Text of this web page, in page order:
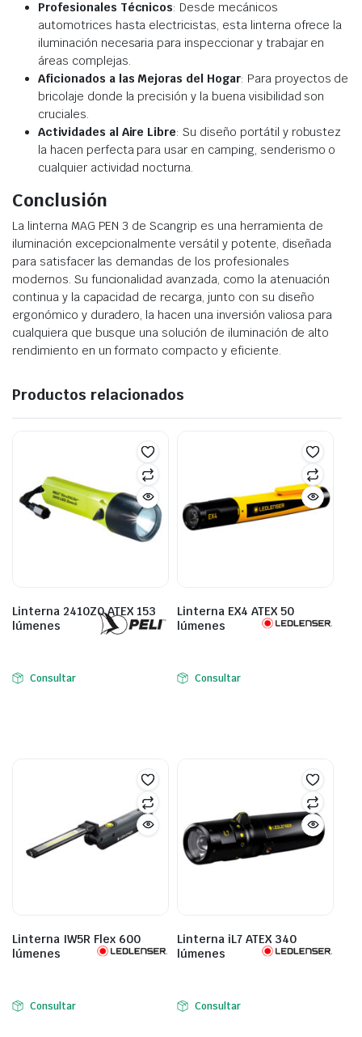
Profesionales Técnicos: Desde mecánicos
automotrices hasta electricistas, esta linterna ofrece la
iluminación necesaria para inspeccionar y trabajar en
áreas complejas.
Aficionados a las Mejoras del Hogar: Para proyectos de
bricolaje donde la precisión y la buena visibilidad son
cruciales.
Actividades al Aire Libre: Su diseño portátil y robustez
la hacen perfecta para usar en camping, senderismo o
cualquier actividad nocturna.
Conclusión
La linterna MAG PEN 3 de Scangrip es una herramienta de
iluminación excepcionalmente versátil y potente, diseñada
para satisfacer las demandas de los profesionales
modernos. Su funcionalidad avanzada, como la atenuación
continua y la capacidad de recarga, junto con su diseño
ergonómico y duradero, la hacen una inversión valiosa para
cualquiera que busque una solución de iluminación de alto
rendimiento en un formato compacto y eficiente.
Productos relacionados
Linterna 2410Z0 ATEX 153
lúmenes
Consultar
Linterna EX4 ATEX 50
lúmenes
Consultar
Linterna IW5R Flex 600
lúmenes
Consultar
Linterna iL7 ATEX 340
lúmenes
Consultar